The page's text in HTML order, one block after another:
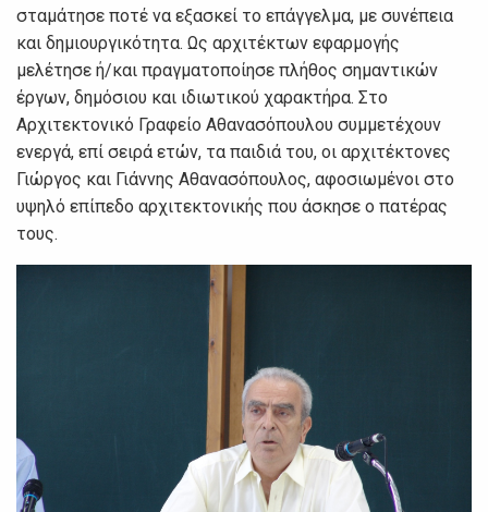
σταμάτησε ποτέ να εξασκεί το επάγγελμα, με συνέπεια
και δημιουργικότητα. Ως αρχιτέκτων εφαρμογής
μελέτησε ή/και πραγματοποίησε πλήθος σημαντικών
έργων, δημόσιου και ιδιωτικού χαρακτήρα. Στο
Αρχιτεκτονικό Γραφείο Αθανασόπουλου συμμετέχουν
ενεργά, επί σειρά ετών, τα παιδιά του, οι αρχιτέκτονες
Γιώργος και Γιάννης Αθανασόπουλος, αφοσιωμένοι στο
υψηλό επίπεδο αρχιτεκτονικής που άσκησε ο πατέρας
τους.